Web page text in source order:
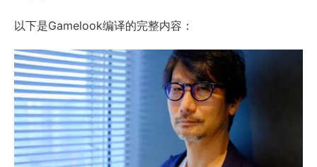
以下是Gamelook编译的完整内容：